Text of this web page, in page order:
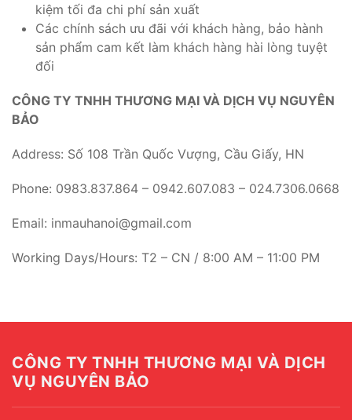
kiệm tối đa chi phí sản xuất
Các chính sách ưu đãi với khách hàng, bảo hành
sản phẩm cam kết làm khách hàng hài lòng tuyệt
đối
CÔNG TY TNHH THƯƠNG MẠI VÀ DỊCH VỤ NGUYÊN
BẢO
Address: Số 108 Trần Quốc Vượng, Cầu Giấy, HN
Phone: 0983.837.864 – 0942.607.083 – 024.7306.0668
Email: inmauhanoi@gmail.com
Working Days/Hours: T2 – CN / 8:00 AM – 11:00 PM
CÔNG TY TNHH THƯƠNG MẠI VÀ DỊCH
VỤ NGUYÊN BẢO